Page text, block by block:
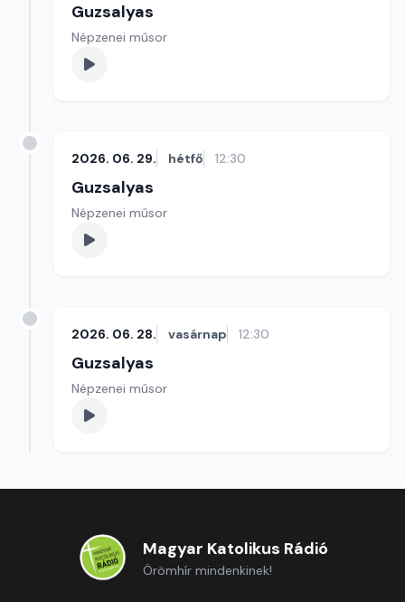
Guzsalyas
Népzenei műsor
2026. 06. 29. hétfő 12:30
Guzsalyas
Népzenei műsor
2026. 06. 28. vasárnap 12:30
Guzsalyas
Népzenei műsor
Magyar Katolikus Rádió
Örömhír mindenkinek!